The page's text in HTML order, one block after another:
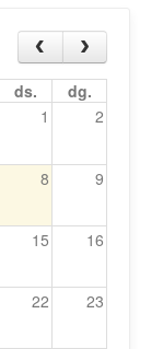
ds.
dg.
1 2
8 9
15 16
22 23